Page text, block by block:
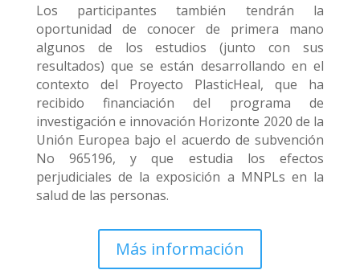
Los participantes también tendrán la
oportunidad de conocer de primera mano
algunos de los estudios (junto con sus
resultados) que se están desarrollando en el
contexto del Proyecto PlasticHeal, que ha
recibido financiación del programa de
investigación e innovación Horizonte 2020 de la
Unión Europea bajo el acuerdo de subvención
No 965196, y que estudia los efectos
perjudiciales de la exposición a MNPLs en la
salud de las personas.
Más información